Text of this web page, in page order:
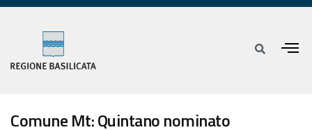
Comune Mt: Quintano nominato